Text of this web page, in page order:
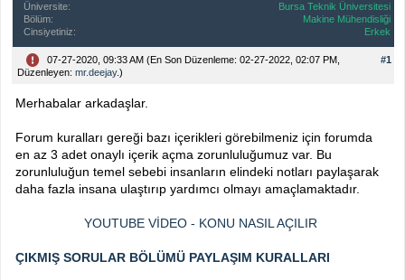
Üniversite:
Bursa Teknik Üniversitesi
Bölüm:
Makine Mühendisliği
Cinsiyetiniz:
Erkek
#1
07-27-2020, 09:33 AM (En Son Düzenleme: 02-27-2022, 02:07 PM,
Düzenleyen: mr.deejay.)
Merhabalar arkadaşlar.
Forum kuralları gereği bazı içerikleri görebilmeniz için forumda
en az 3 adet onaylı içerik açma zorunluluğumuz var. Bu
zorunluluğun temel sebebi insanların elindeki notları paylaşarak
daha fazla insana ulaştırıp yardımcı olmayı amaçlamaktadır.
YOUTUBE VİDEO - KONU NASIL AÇILIR
ÇIKMIŞ SORULAR BÖLÜMÜ PAYLAŞIM KURALLARI